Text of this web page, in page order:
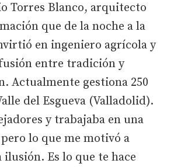
Torres Blanco, arquitecto
que de la noche a la
en ingeniero agrícola y
entre tradición y
Actualmente gestiona 250
del Esgueva (Valladolid).
y trabajaba en una
lo que me motivó a
Es lo que te hace